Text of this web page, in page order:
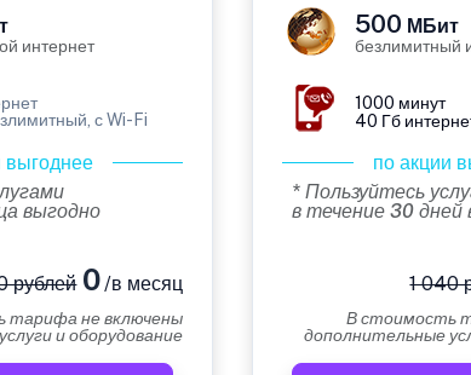
интернет
с Wi-Fi
выгоднее
выгодно
рублей0/в месяц
тарифа не включены
и оборудование
500 МБит
безлимитный
1000 минут
40 Гб
по акции
* Пользуйтесь
в течение 30 дней
1 040
В стоимость
дополнительные